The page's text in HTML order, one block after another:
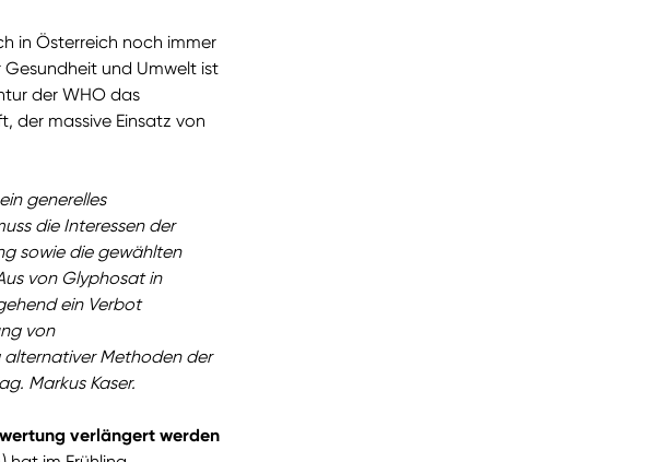
in Österreich noch immer
und Umwelt ist
der WHO das
der massive Einsatz von
generelles
die Interessen der
sowie die gewählten
von Glyphosat in
ein Verbot
von
Methoden der
Markus Kaser.
verlängert werden